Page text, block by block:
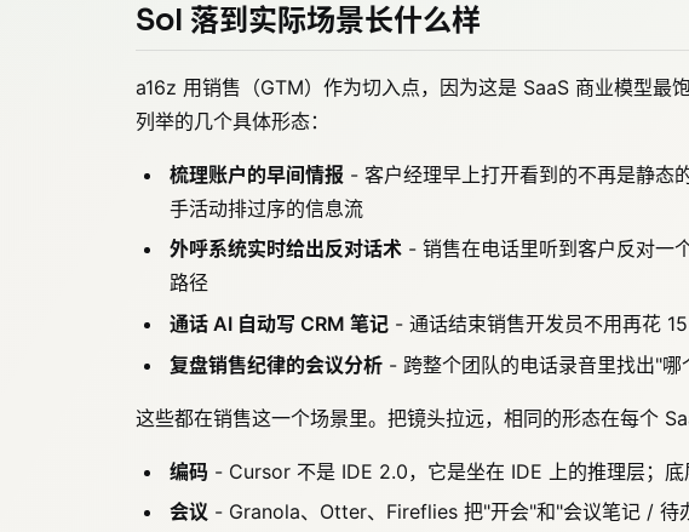
SoI 落到实际场景长什么样
a16z 用销售（GTM）作为切入点，因为这是 SaaS 商业模型最
列举的几个具体形态：
梳理账户的早间情报 - 客户经理早上打开看到的不再是静态
手活动排过序的信息流
外呼系统实时给出反对话术 - 销售在电话里听到客户反对一
路径
通话 AI 自动写 CRM 笔记 - 通话结束销售开发员不用再花
复盘销售纪律的会议分析 - 跨整个团队的电话录音里找出"
这些都在销售这一个场景里。把镜头拉远，相同的形态在每个
编码 - Cursor 不是 IDE 2.0，它是坐在 IDE 上的推理层；
会议 - Granola、Otter、Fireflies 把"开会"和"会议笔记 / 待